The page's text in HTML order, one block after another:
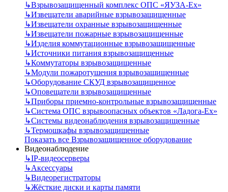
↳Взрывозащищенный комплекс ОПС «ЯУЗА-Ех»
↳Извещатели аварийные взрывозащищенные
↳Извещатели охранные взрывозащищенные
↳Извещатели пожарные взрывозащищенные
↳Изделия коммутационные взрывозащищенные
↳Источники питания взрывозащищенные
↳Коммутаторы взрывозащищенные
↳Модули пожаротушения взрывозащищенные
↳Оборудование СКУД взрывозащищенное
↳Оповещатели взрывозащищенные
↳Приборы приемно-контрольные взрывозащищенные
↳Система ОПС взрывоопасных объектов «Ладога-Ex»
↳Системы видеонаблюдения взрывозащищенные
↳Термошкафы взрывозащищенные
Показать все Взрывозащищенное оборудование
Видеонаблюдение
↳IP-видеосерверы
↳Аксессуары
↳Видеорегистраторы
↳Жёсткие диски и карты памяти